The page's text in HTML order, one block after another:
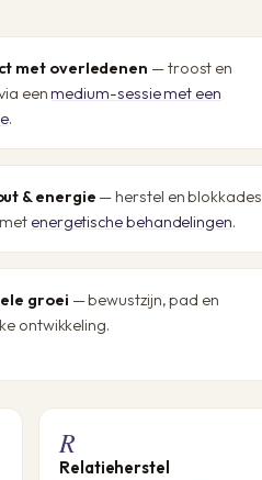
met overledenen — troost en
eenmedium-sessie met een
.
& energie — herstel en blokkades
energetische behandelingen.
groei — bewustzijn, pad en
ontwikkeling.
R
Relatieherstel